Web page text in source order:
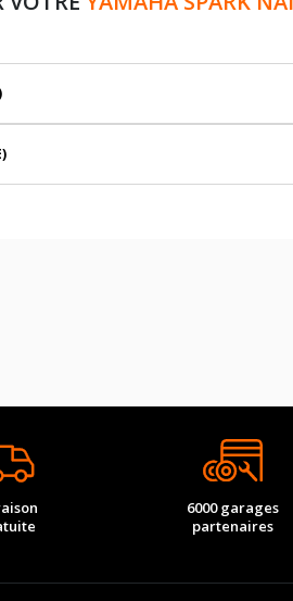
6000 garages
partenaires